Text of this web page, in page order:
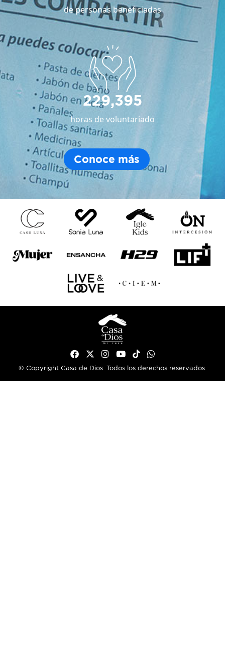
de personas beneficiadas
229,395
horas de voluntariado
Conoce más
© Copyright Casa de Dios. Todos los derechos reservados.